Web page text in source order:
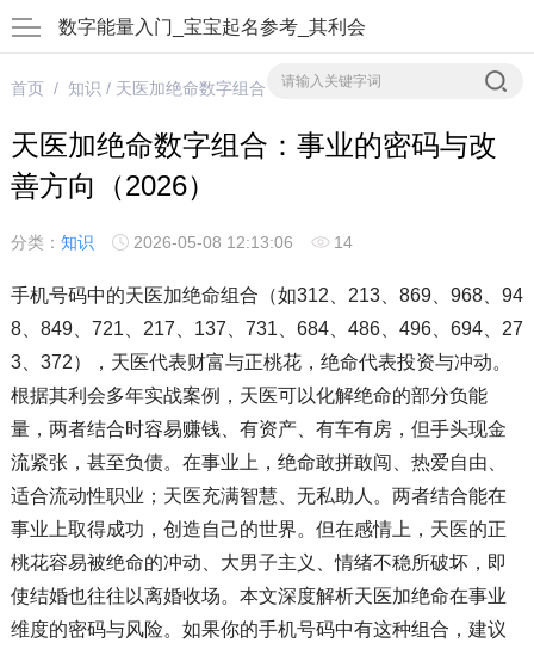
数字能量入门_宝宝起名参考_其利会
首页/ 知识 / 天医加绝命数字组合：事业的密码与改善方向（2026）
天医加绝命数字组合：事业的密码与改
善方向（2026）
分类： 知识 2026-05-08 12:13:06 14
手机号码中的天医加绝命组合（如312、213、869、968、94
8、849、721、217、137、731、684、486、496、694、27
3、372），天医代表财富与正桃花，绝命代表投资与冲动。
根据其利会多年实战案例，天医可以化解绝命的部分负能
量，两者结合时容易赚钱、有资产、有车有房，但手头现金
流紧张，甚至负债。在事业上，绝命敢拼敢闯、热爱自由、
适合流动性职业；天医充满智慧、无私助人。两者结合能在
事业上取得成功，创造自己的世界。但在感情上，天医的正
桃花容易被绝命的冲动、大男子主义、情绪不稳所破坏，即
使结婚也往往以离婚收场。本文深度解析天医加绝命在事业
维度的密码与风险。如果你的手机号码中有这种组合，建议